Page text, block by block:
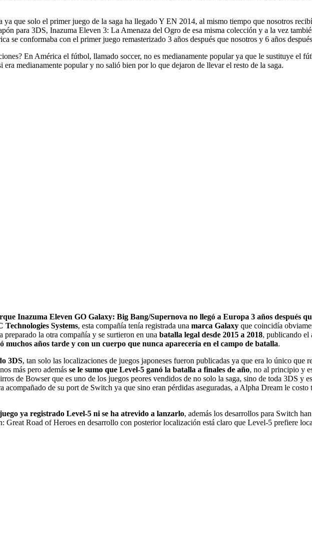
ya que solo el primer juego de la saga ha llegado Y EN 2014, al mismo tiempo que nosotros
para 3DS, Inazuma Eleven 3: La Amenaza del Ogro de esa misma colección y a la vez
se conformaba con el primer juego remasterizado 3 años después que nosotros y 6 años
En América el fútbol, llamado soccer, no es medianamente popular ya que le sustituye el
medianamente popular y no salió bien por lo que dejaron de llevar el resto de la saga.
Inazuma Eleven GO Galaxy: Big Bang/Supernova no llegó a Europa 3 años después
Technologies Systems, esta compañía tenía registrada una marca Galaxy que coincidía
preparado la otra compañía y se surtieron en una batalla legal desde 2015 a 2018, publicando el
muchos años tarde y con un cuerpo que nunca aparecería en el campo de batalla.
3DS, tan solo las localizaciones de juegos japoneses fueron publicadas ya que era lo único
más pero además se le sumo que Level-5 ganó la batalla a finales de año, no al principio y
de Bowser que es uno de los juegos peores vendidos de no solo la saga, sino de toda 3DS y
acompañado de su port de Switch ya que sino eran pérdidas aseguradas, a Alpha Dream le
ya registrado Level-5 ni se ha atrevido a lanzarlo, además los desarrollos para Switch
Great Road of Heroes en desarrollo con posterior localización está claro que Level-5 prefiere